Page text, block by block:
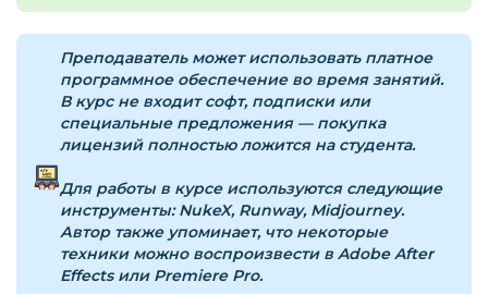
Подробнее об оплате и безопасности — в
Вопросы?Пишите наinfo@siluette.com.uaили в
чат на сайте.
Преподаватель может использовать платное
программное обеспечение во время занятий.
В курс не входит софт, подписки или
специальные предложения — покупка
лицензий полностью ложится на студента.
Для работы в курсе используются следующие
инструменты:NukeX, Runway, Midjourney.
Автор также упоминает, что некоторые
техники можно воспроизвести в Adobe After
Effects или Premiere Pro.